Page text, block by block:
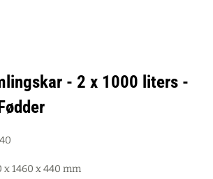
- 2 x 1000 liters -
x 1460 x 440 mm